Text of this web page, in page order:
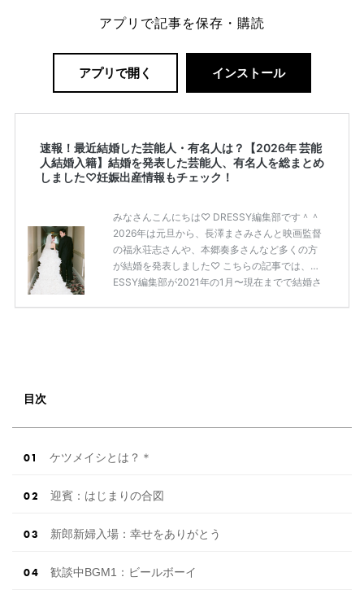
アプリで記事を保存・購読
アプリで開く インストール
速報！最近結婚した芸能人・有名人は？【2026年 芸能
人結婚入籍】結婚を発表した芸能人、有名人を総まとめ
しました♡妊娠出産情報もチェック！
みなさんこんにちは♡ DRESSY編集部です＾＾
2026年は元旦から、長澤まさみさんと映画監督
の福永荘志さんや、本郷奏多さんなど多くの方
が結婚を発表しました♡ こちらの記事では、DR
ESSY編集部が2021年の1月〜現在までで結婚さ
目次
ケツメイシとは？＊
迎賓：はじまりの合図
新郎新婦入場：幸せをありがとう
歓談中BGM1：ビールボーイ